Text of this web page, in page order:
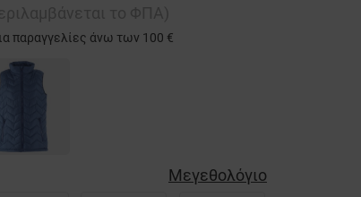
παραγγελίες άνω των 100 €
Μεγεθολόγιο